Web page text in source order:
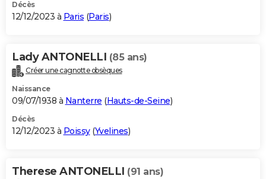
Décès
12/12/2023 à Paris (Paris)
Lady ANTONELLI (85 ans)
Créer une cagnotte obsèques
Naissance
09/07/1938 à Nanterre (Hauts-de-Seine)
Décès
12/12/2023 à Poissy(Yvelines)
Therese ANTONELLI (91 ans)